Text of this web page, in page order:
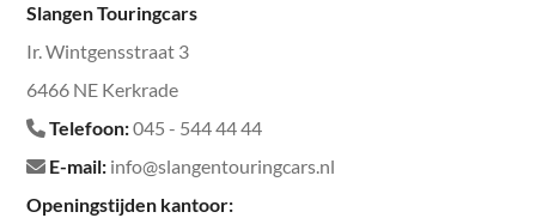
Slangen Touringcars
Ir. Wintgensstraat 3
6466 NE Kerkrade
📞Telefoon:045 - 544 44 44
✉️ E-mail: info@slangentouringcars.nl
Openingstijden kantoor: